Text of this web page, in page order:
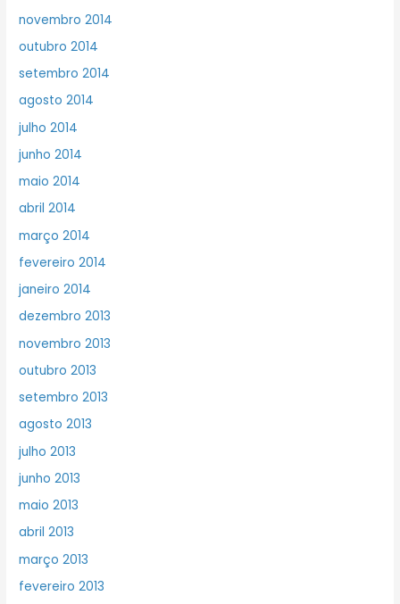
novembro 2014
outubro 2014
setembro 2014
agosto 2014
julho 2014
junho 2014
maio 2014
abril 2014
março 2014
fevereiro 2014
janeiro 2014
dezembro 2013
novembro 2013
outubro 2013
setembro 2013
agosto 2013
julho 2013
junho 2013
maio 2013
abril 2013
março 2013
fevereiro 2013